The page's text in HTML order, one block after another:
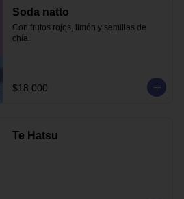
Soda natto
Con frutos rojos, limón y semillas de
chía.
$18.000
Te Hatsu